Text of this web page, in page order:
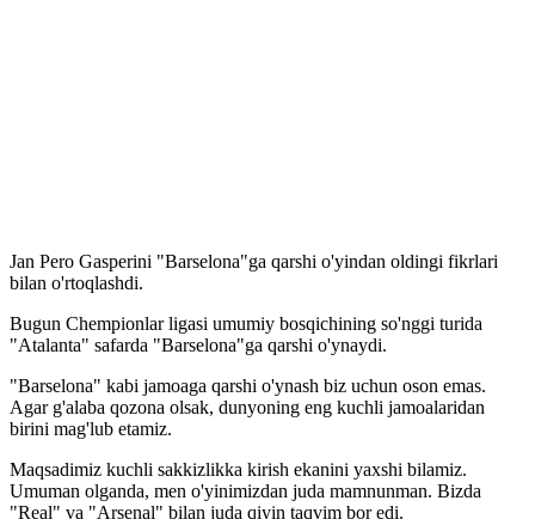
Jan Pero Gasperini "Barselona"ga qarshi o'yindan oldingi fikrlari
bilan o'rtoqlashdi.
Bugun Chempionlar ligasi umumiy bosqichining so'nggi turida
"Atalanta" safarda "Barselona"ga qarshi o'ynaydi.
"Barselona" kabi jamoaga qarshi o'ynash biz uchun oson emas.
Agar g'alaba qozona olsak, dunyoning eng kuchli jamoalaridan
birini mag'lub etamiz.
Maqsadimiz kuchli sakkizlikka kirish ekanini yaxshi bilamiz.
Umuman olganda, men o'yinimizdan juda mamnunman. Bizda
"Real" va "Arsenal" bilan juda qiyin taqvim bor edi.